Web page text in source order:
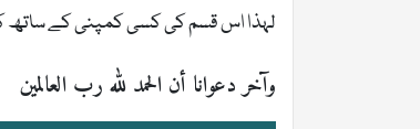
لہذا اس قسم کی کسی کمپنی کے ساتھ
وآخر دعوانا أن الحمد لله رب العالمين